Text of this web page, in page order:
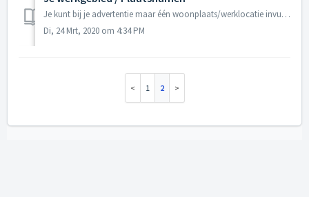
Je kunt bij je advertentie maar één woonplaats/werklocatie invullen. Dit doe je door bij de contactgegevens de postcode in te vullen van de plaats waar je b...
Di, 24 Mrt, 2020 om 4:34 PM
1 2